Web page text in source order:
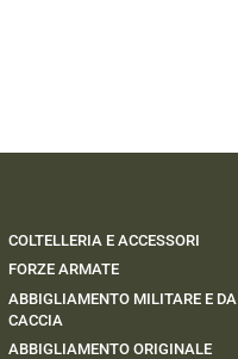
COLTELLERIA E ACCESSORI
FORZE ARMATE
ABBIGLIAMENTO MILITARE E DA
CACCIA
ABBIGLIAMENTO ORIGINALE